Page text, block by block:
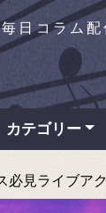
日コラム配
カテゴリー
必見ライブア